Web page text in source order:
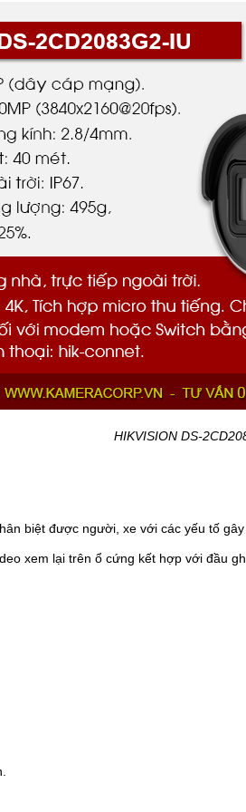
HIKVISION DS-
biệt được người, xe với các yếu tố
xem lại trên ổ cứng kết hợp với đầu